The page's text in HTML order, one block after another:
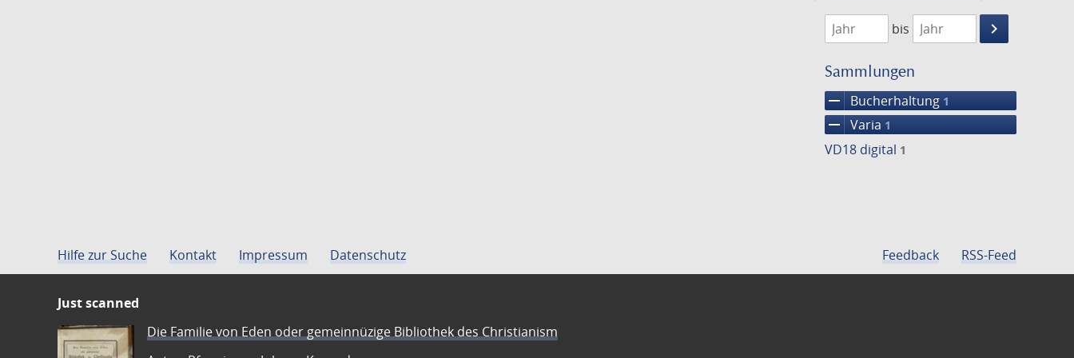
1782
1783
bis
keyboard_arrow_right
Suche
Sammlungen
remove Bucherhaltung 1
remove Varia 1
VD18 digital 1
Hilfe zur Suche Kontakt Impressum Datenschutz Feedback RSS-Feed
Just scanned
Die Familie von Eden oder gemeinnüzige Bibliothek des Christianism